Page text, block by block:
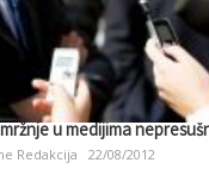
u medijima
Redakcija 22/08/2012